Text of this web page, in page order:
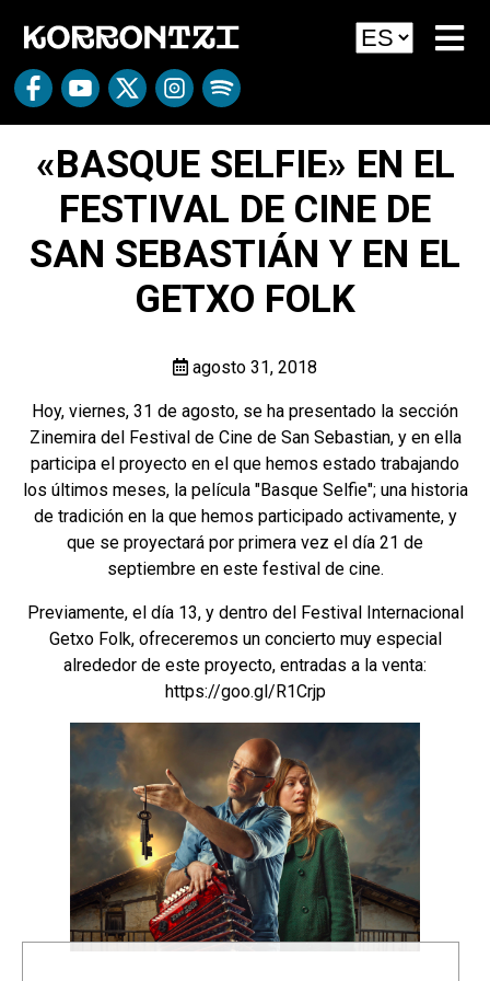
«BASQUE SELFIE» EN EL
FESTIVAL DE CINE DE
SAN SEBASTIÁN Y EN EL
GETXO FOLK
agosto 31, 2018
Hoy, viernes, 31 de agosto, se ha presentado la sección
Zinemira del Festival de Cine de San Sebastian, y en ella
participa el proyecto en el que hemos estado trabajando
los últimos meses, la película "Basque Selfie"; una historia
de tradición en la que hemos participado activamente, y
que se proyectará por primera vez el día 21 de
septiembre en este festival de cine.
Previamente, el día 13, y dentro del Festival Internacional
Getxo Folk, ofreceremos un concierto muy especial
alrededor de este proyecto, entradas a la venta:
https://goo.gl/R1Crjp